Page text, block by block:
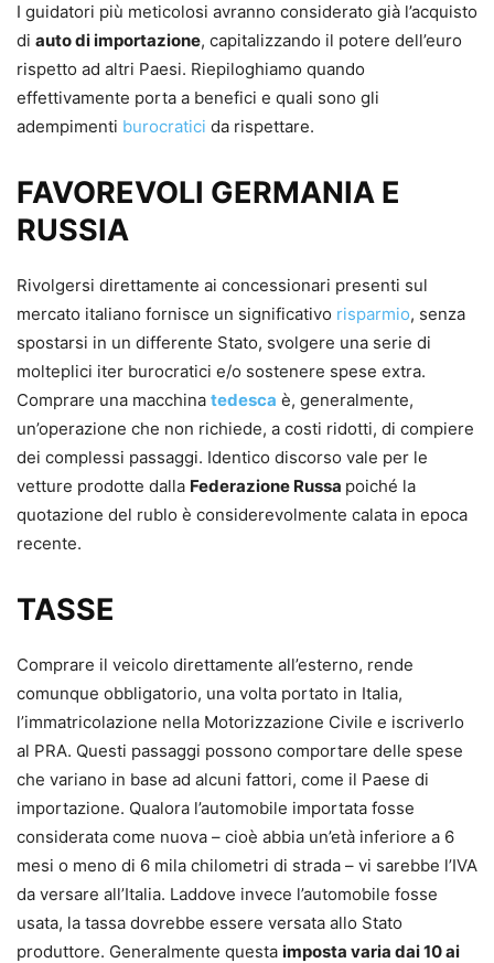
I guidatori più meticolosi avranno considerato già l’acquisto
di auto di importazione, capitalizzando il potere dell’euro
rispetto ad altri Paesi. Riepiloghiamo quando
effettivamente porta a benefici e quali sono gli
adempimenti burocratici da rispettare.
FAVOREVOLI GERMANIA E
RUSSIA
Rivolgersi direttamente ai concessionari presenti sul
mercato italiano fornisce un significativo risparmio, senza
spostarsi in un differente Stato, svolgere una serie di
molteplici iter burocratici e/o sostenere spese extra.
Comprare una macchina tedesca è, generalmente,
un’operazione che non richiede, a costi ridotti, di compiere
dei complessi passaggi. Identico discorso vale per le
vetture prodotte dalla Federazione Russa poiché la
quotazione del rublo è considerevolmente calata in epoca
recente.
TASSE
Comprare il veicolo direttamente all’esterno, rende
comunque obbligatorio, una volta portato in Italia,
l’immatricolazione nella Motorizzazione Civile e iscriverlo
al PRA. Questi passaggi possono comportare delle spese
che variano in base ad alcuni fattori, come il Paese di
importazione. Qualora l’automobile importata fosse
considerata come nuova – cioè abbia un’età inferiore a 6
mesi o meno di 6 mila chilometri di strada – vi sarebbe l’IVA
da versare all’Italia. Laddove invece l’automobile fosse
usata, la tassa dovrebbe essere versata allo Stato
produttore. Generalmente questa imposta varia dai 10 ai